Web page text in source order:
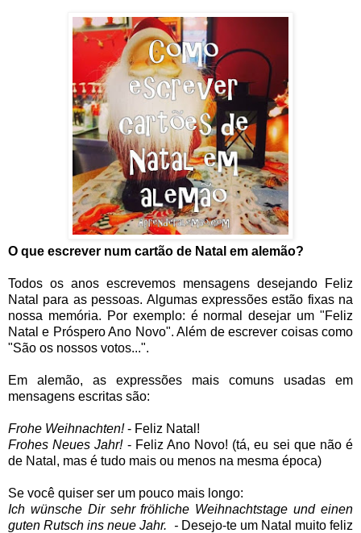
O que escrever num cartão de Natal em alemão?
Todos os anos escrevemos mensagens desejando Feliz
Natal para as pessoas. Algumas expressões estão fixas na
nossa memória. Por exemplo: é normal desejar um "Feliz
Natal e Próspero Ano Novo". Além de escrever coisas como
"São os nossos votos...".
Em alemão, as expressões mais comuns usadas em
mensagens escritas são:
Frohe Weihnachten!- Feliz Natal!
Frohes Neues Jahr! - Feliz Ano Novo! (tá, eu sei que não é
de Natal, mas é tudo mais ou menos na mesma época)
Se você quiser ser um pouco mais longo:
Ich wünsche Dir sehr fröhliche Weihnachtstage und einen
guten Rutsch ins neue Jahr. - Desejo-te um Natal muito feliz